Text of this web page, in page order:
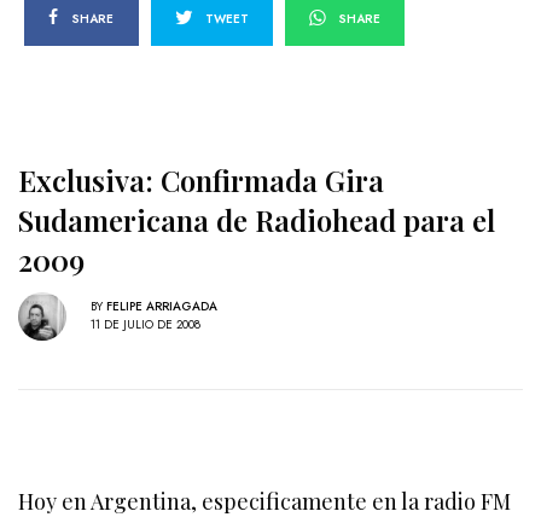
SHARE TWEET SHARE
Exclusiva: Confirmada Gira
Sudamericana de Radiohead para el
2009
BY FELIPE ARRIAGADA
11 DE JULIO DE 2008
Hoy en Argentina, especificamente en la radio FM